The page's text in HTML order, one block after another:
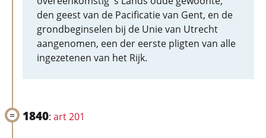
den geest van de Pacificatie van Gent, en de
grondbeginselen bij de Unie van Utrecht
aangenomen, een der eerste pligten van alle
ingezetenen van het Rijk.
1840: art 201